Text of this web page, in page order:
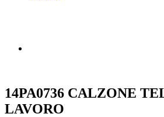
14PA0736 CALZONE
LAVORO